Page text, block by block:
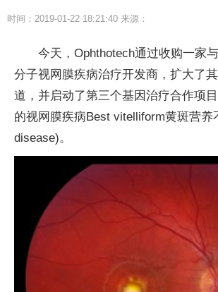
时间：2019-01-22 18:21:40 来源：
今天，Ophthotech通过收购一家
分子视网膜疾病治疗开发商，扩大了
道，并启动了第三个基因治疗合作项
的视网膜疾病Best vitelliform黄斑营养
disease)。